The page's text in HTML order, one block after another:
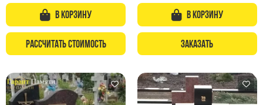
В корзину
Рассчитать стоимость
В корзину
Заказать